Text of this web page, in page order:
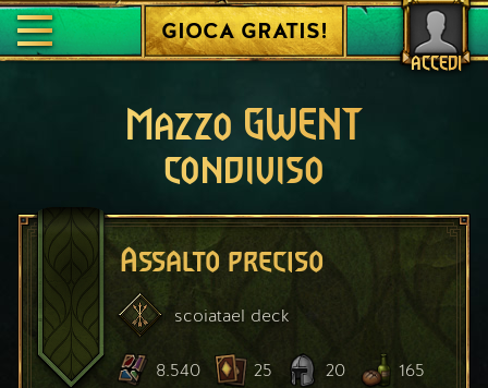
ACCEDI
GIOCA GRATIS!
Mazzo GWENT
condiviso
Assalto preciso
scoiatael deck
8.540 25 20 165